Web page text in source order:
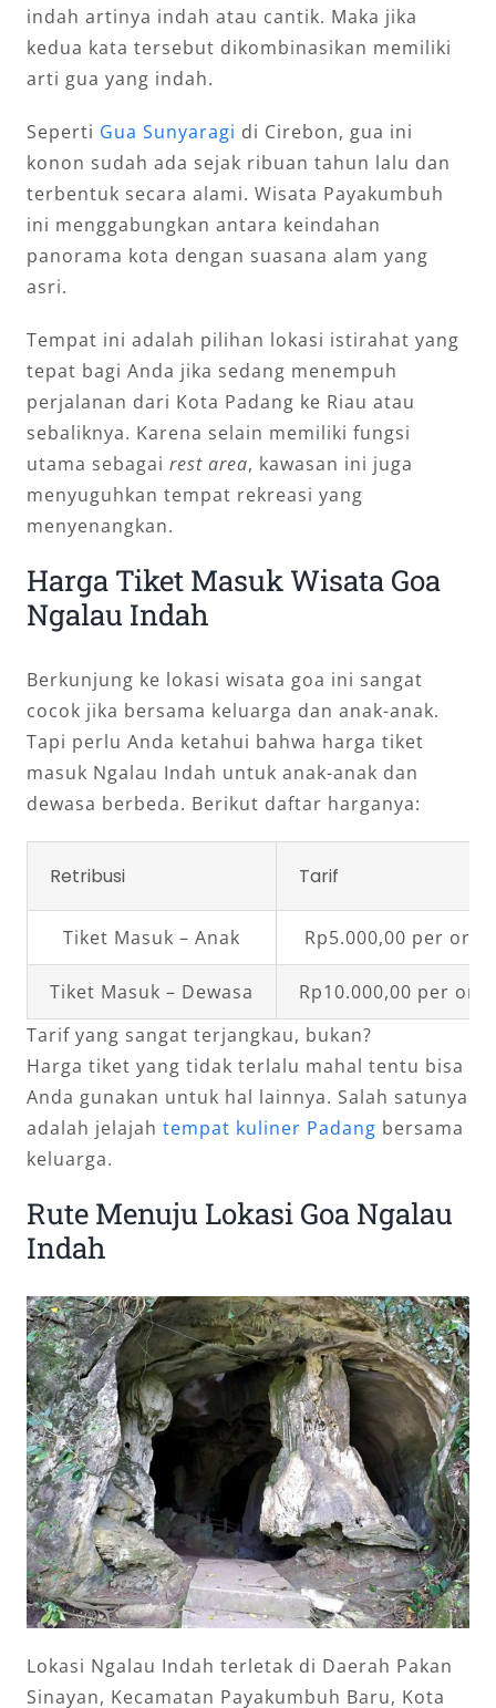
indah artinya indah atau cantik. Maka jika
kedua kata tersebut dikombinasikan memiliki
arti gua yang indah.
Seperti Gua Sunyaragi di Cirebon, gua ini
konon sudah ada sejak ribuan tahun lalu dan
terbentuk secara alami. Wisata Payakumbuh
ini menggabungkan antara keindahan
panorama kota dengan suasana alam yang
asri.
Tempat ini adalah pilihan lokasi istirahat yang
tepat bagi Anda jika sedang menempuh
perjalanan dari Kota Padang ke Riau atau
sebaliknya. Karena selain memiliki fungsi
utama sebagai rest area, kawasan ini juga
menyuguhkan tempat rekreasi yang
menyenangkan.
Harga Tiket Masuk Wisata Goa
Ngalau Indah
Berkunjung ke lokasi wisata goa ini sangat
cocok jika bersama keluarga dan anak-anak.
Tapi perlu Anda ketahui bahwa harga tiket
masuk Ngalau Indah untuk anak-anak dan
dewasa berbeda. Berikut daftar harganya:
Retribusi Tarif
Tiket Masuk – Anak Rp5.000,00 per
Tiket Masuk – Dewasa
Rp10.000,00 per
Tarif yang sangat terjangkau, bukan?
Harga tiket yang tidak terlalu mahal tentu bisa
Anda gunakan untuk hal lainnya. Salah satunya
adalah jelajah tempat kuliner Padang bersama
keluarga.
Rute Menuju Lokasi Goa Ngalau
Indah
Lokasi Ngalau Indah terletak di Daerah Pakan
Sinayan, Kecamatan Payakumbuh Baru, Kota